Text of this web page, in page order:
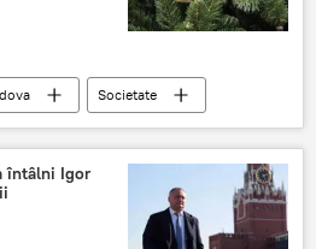
Societate
sfat
întâlni Igor